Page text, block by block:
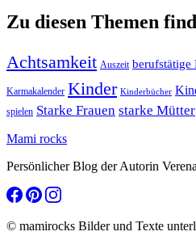
Zu diesen Themen
Achtsamkeit Auszeit berufstätige
Karmakalender Kinder Kinderbücher
spielen Starke Frauen starke Mütter
Mami rocks
Persönlicher Blog der Autorin
© mamirocks Bilder und Texte